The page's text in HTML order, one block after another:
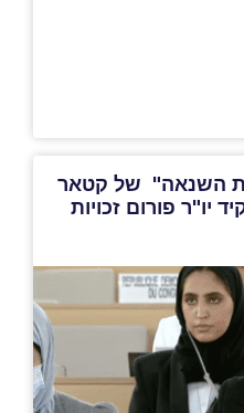
השנאה" של קטאר
פורום זכויות